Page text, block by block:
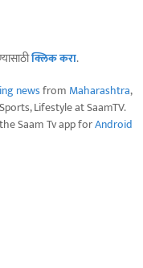
क्लिक करा.
newsfrom Maharashtra,
Lifestyle at SaamTV.
Saam Tv app forAndroid